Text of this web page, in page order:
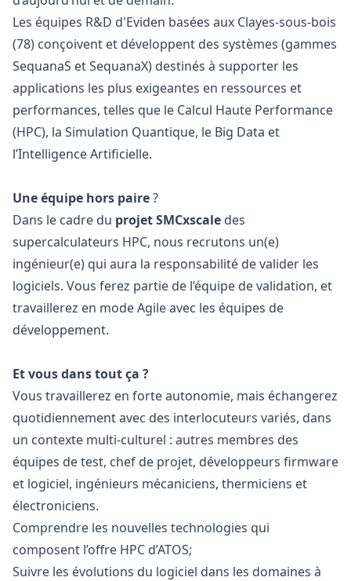
Les équipes R&D d'Eviden basées aux Clayes-sous-bois
(78) conçoivent et développent des systèmes (gammes
SequanaS et SequanaX) destinés à supporter les
applications les plus exigeantes en ressources et
performances, telles que le Calcul Haute Performance
(HPC), la Simulation Quantique, le Big Data et
l’Intelligence Artificielle.
Une équipe hors paire?
Dans le cadre du projet SMCxscale des
supercalculateurs HPC, nous recrutons un(e)
ingénieur(e) qui aura la responsabilité de valider les
logiciels. Vous ferez partie de l’équipe de validation, et
travaillerez en mode Agile avec les équipes de
développement.
️Et vous dans tout ça ?
Vous travaillerez en forte autonomie, mais échangerez
quotidiennement avec des interlocuteurs variés, dans
un contexte multi-culturel : autres membres des
équipes de test, chef de projet, développeurs firmware
et logiciel, ingénieurs mécaniciens, thermiciens et
électroniciens.
Comprendre les nouvelles technologies qui
composent l’offre HPC d’ATOS;
Suivre les évolutions du logiciel dans les domaines à